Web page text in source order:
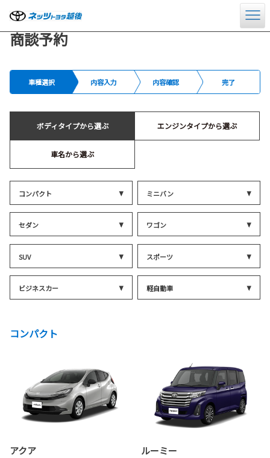
商談予約
車種選択 内容入力 内容確認 完了
ボディタイプから選ぶ エンジンタイプから選ぶ
車名から選ぶ
コンパクト ミニバン
セダン ワゴン
SUV スポーツ
ビジネスカー 軽自動車
コンパクト
アクア ルーミー